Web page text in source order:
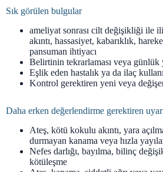
Sık görülen bulgular
ameliyat sonrası cilt değişikliği ile
akıntı, hassasiyet, kabarıklık,
pansuman ihtiyacı
Belirtinin tekrarlaması veya günlük
Eşlik eden hastalık ya da ilaç
Kontrol gerektiren yeni veya
Daha erken değerlendirme gerektiren
Ateş, kötü kokulu akıntı, yara
durmayan kanama veya hızla
Nefes darlığı, bayılma, bilinç
kötüleşme